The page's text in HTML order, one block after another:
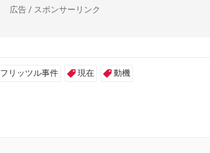
広告 / スポンサーリンク
フリッツル事件 現在 動機